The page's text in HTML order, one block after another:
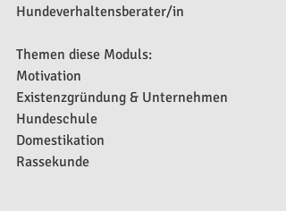
Hundeverhaltensberater/in
Themen diese Moduls:
Motivation
Existenzgründung & Unternehmen
Hundeschule
Domestikation
Rassekunde